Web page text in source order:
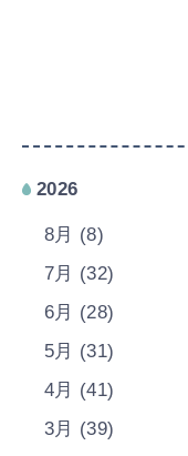
2026
8月 (8)
7月 (32)
6月 (28)
5月 (31)
4月 (41)
3月 (39)